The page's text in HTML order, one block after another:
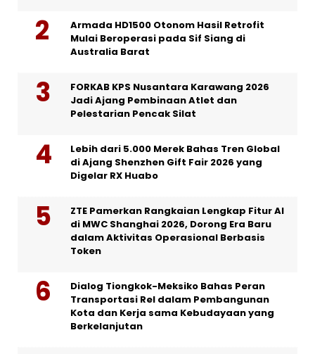
Armada HD1500 Otonom Hasil Retrofit
Mulai Beroperasi pada Sif Siang di
Australia Barat
FORKAB KPS Nusantara Karawang 2026
Jadi Ajang Pembinaan Atlet dan
Pelestarian Pencak Silat
Lebih dari 5.000 Merek Bahas Tren Global
di Ajang Shenzhen Gift Fair 2026 yang
Digelar RX Huabo
ZTE Pamerkan Rangkaian Lengkap Fitur AI
di MWC Shanghai 2026, Dorong Era Baru
dalam Aktivitas Operasional Berbasis
Token
Dialog Tiongkok-Meksiko Bahas Peran
Transportasi Rel dalam Pembangunan
Kota dan Kerja sama Kebudayaan yang
Berkelanjutan